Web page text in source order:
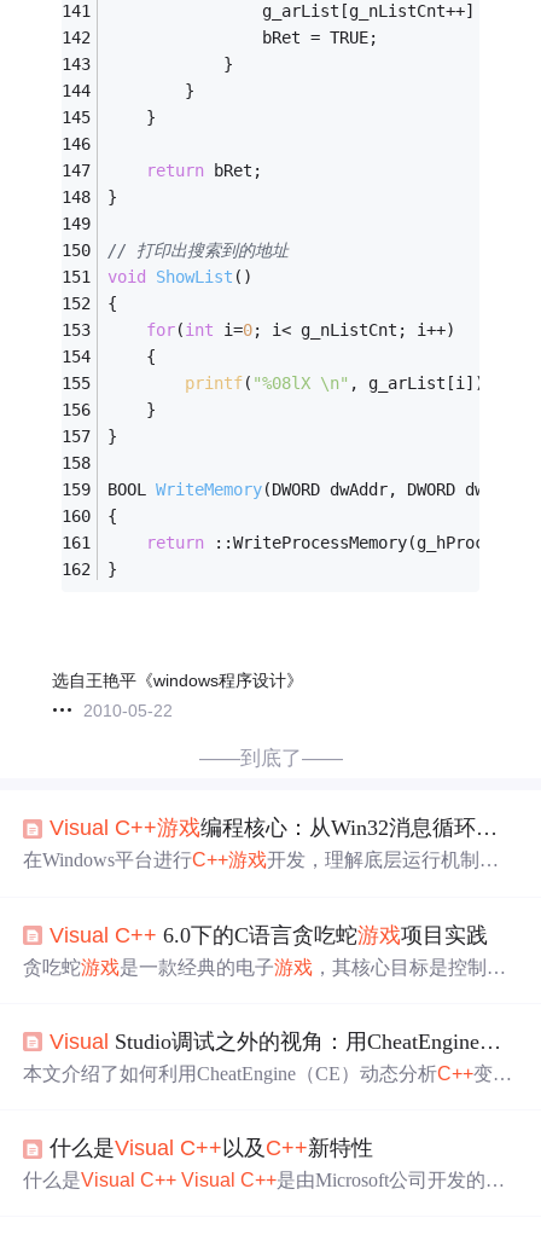
g_arList[g_nListCnt++] =
				bRet = TRUE;
			}
		}
	}
return bRet;
}
// 打印出搜索到的地址
void
ShowList ()
{
for(int i=0; i< g_nListCnt; i++)
	{
printf( "%08lX \n" , g_arList[i]);
	}
}
BOOL WriteMemory(DWORD dwAddr, DWORD
{
return ::WriteProcessMemory(g_hProcess,
}
选自王艳平《windows程序设计》
2010-05-22
——到底了——
Visual C++游戏编程核心：从Win32消息循环到双缓冲渲染实战
在Windows平台进行C++游戏开发，理解底层运行机制是
技术是解决画面撕裂与闪烁的经典方案，通过前台与后台
缓冲区的交换实现平滑视觉输出。在工程实践中，Visual
入高精度计时器与增量时间（deltaTime）计算，开发者可
以构建稳定的 游戏循环，这是实现实时模拟与流畅体验的
技术核心。这些底层知识对
Visual C++ 6.0下的C语言贪吃蛇游戏项目实践
贪吃蛇游戏是一款经典的电子游戏 ，其核心目标是控制一
方向控制蛇的移动，以避免蛇头撞到自己的身体或者游戏
边界。每当蛇吃掉一个食物，它的长度会增加一节，游戏
根据不同的设计进行扩展，比如增加特殊食物、设置不同
的关卡难度、引入计时器限制等，丰富
游戏 的玩法和挑
战。
Visual Studio调试之外的视角：用CheatEngine动态分析
本文介绍了如何利用CheatEngine（CE）动态分析C++变量
结合CE的内存扫描功能，开发者可以直观观察栈变量的生
命周期、地址变化规律及精确值扫描的实际应用。这种技
什么是Visual C++以及 C++新特性
什么是Visual C++ Visual C++是由Microsoft公司开发的可